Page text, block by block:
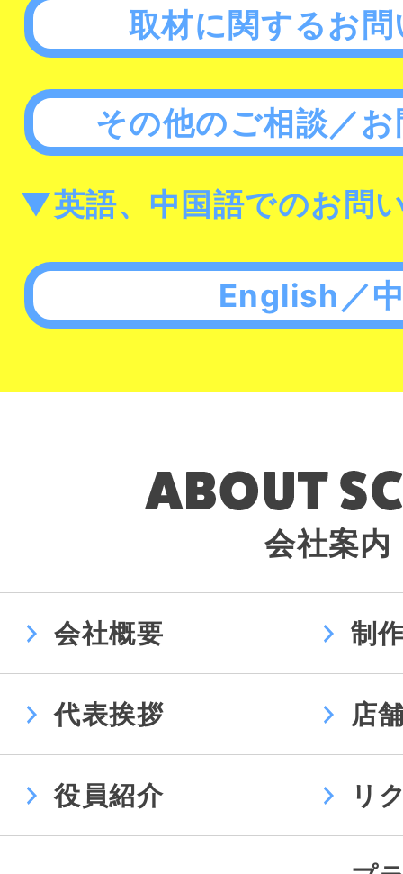
取材に関するお
その他のご相談／
▼英語、中国語でのお問
English／
会社案内
会社概要 制
代表挨拶 店
役員紹介 リ